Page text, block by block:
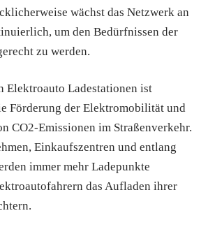
wächst das Netzwerk an
um den Bedürfnissen der
zu werden.
Elektroauto Ladestationen ist
Förderung der Elektromobilität und
CO2-Emissionen im Straßenverkehr.
Einkaufszentren und entlang
immer mehr Ladepunkte
das Aufladen ihrer